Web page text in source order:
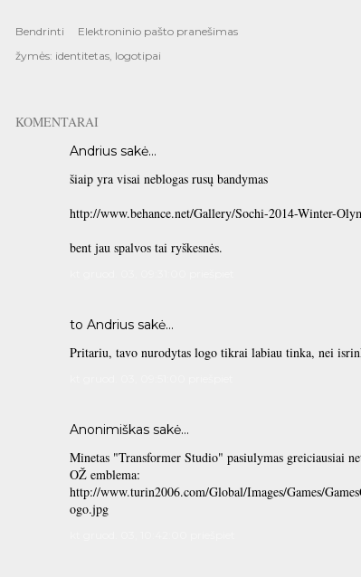
Bendrinti
Elektroninio pašto pranešimas
žymės: identitetas logotipai
KOMENTARAI
Andrius sakė…
šiaip yra visai neblogas rusų bandymas
http://www.behance.net/Gallery/Sochi-2014-Winter-
bent jau spalvos tai ryškesnės.
to Andrius sakė…
Pritariu, tavo nurodytas logo tikrai labiau tinka, nei
Anonimiškas sakė…
Minetas "Transformer Studio" pasiulymas greiciausiai
OŽ emblema:
http://www.turin2006.com/Global/Images/Games/
ogo.jpg